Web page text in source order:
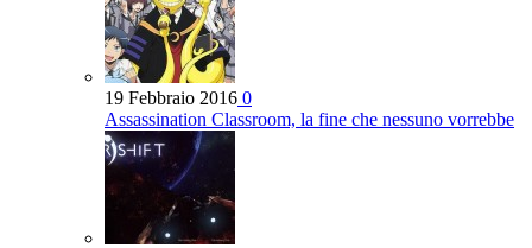
19 Febbraio 2016 0
Assassination Classroom, la fine che nessuno vorrebbe